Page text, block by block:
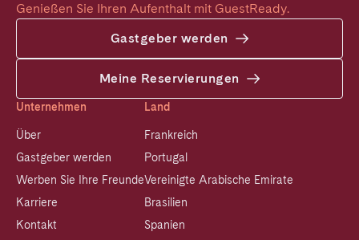
Genießen Sie Ihren Aufenthalt mit GuestReady.
Gastgeber werden
Meine Reservierungen
Unternehmen
Über
Gastgeber werden
Werben Sie Ihre Freunde
Karriere
Kontakt
Land
Frankreich
Portugal
Vereinigte Arabische Emirate
Brasilien
Spanien